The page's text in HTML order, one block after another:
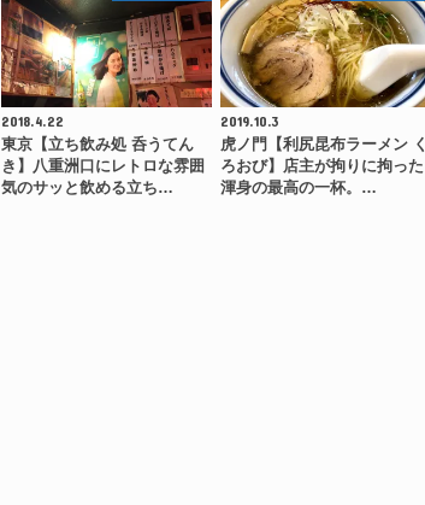
2018.4.22
東京【立ち飲み処 呑うてん
き】八重洲口にレトロな雰囲
気のサッと飲める立ち…
2019.10.3
虎ノ門【利尻昆布ラーメン く
ろおび】店主が拘りに拘った
渾身の最高の一杯。…